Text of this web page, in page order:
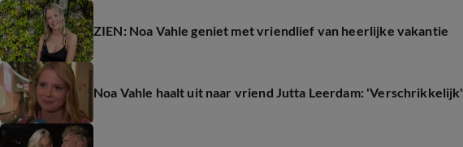
ZIEN: Noa Vahle geniet met vriendlief van heerlijke vakantie
Noa Vahle haalt uit naar vriend Jutta Leerdam: 'Verschrikkelijk'